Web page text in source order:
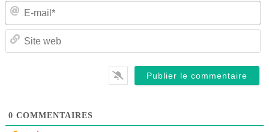
E-
0 COMMENTAIRES